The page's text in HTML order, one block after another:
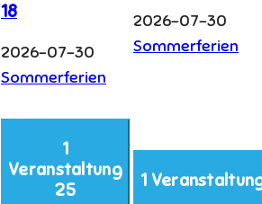
18
2026-07-30
Sommerferien
2026-07-30
Sommerferien
1
Veranstaltung
25
1